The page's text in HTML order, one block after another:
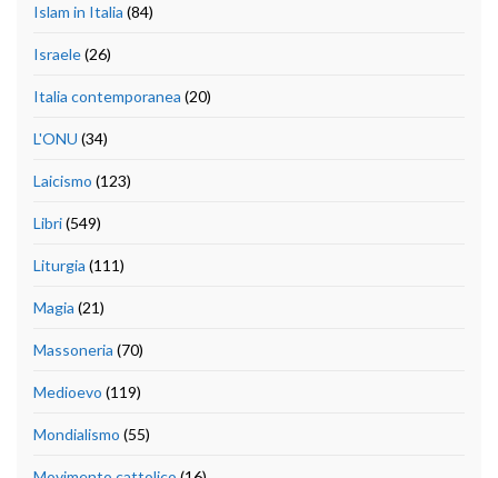
Islam in Italia (84)
Israele(26)
Italia contemporanea (20)
L'ONU (34)
Laicismo (123)
Libri(549)
Liturgia (111)
Magia (21)
Massoneria (70)
Medioevo (119)
Mondialismo (55)